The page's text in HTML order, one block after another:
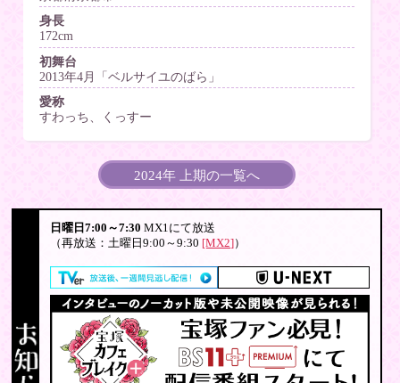
身長
172cm
初舞台
2013年4月「ベルサイユのばら」
愛称
すわっち、くっすー
2024年 上期の一覧へ
日曜日7:00～7:30 MX1にて放送
（再放送：土曜日9:00～9:30 [MX2] ）